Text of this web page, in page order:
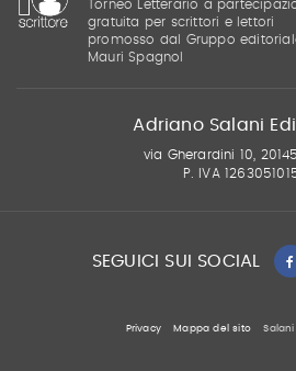
Torneo Letterario a
gratuita per scrittori e lettori
promosso dal Gruppo
Mauri Spagnol
Adriano Salani
via Gherardini 10,
P. IVA
SEGUICI SUI SOCIAL
Privacy Mappa del sito